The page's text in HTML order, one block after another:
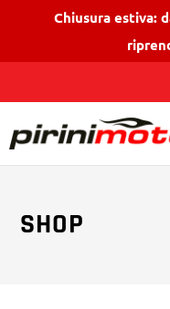
Chiusura estiva:
SHOP